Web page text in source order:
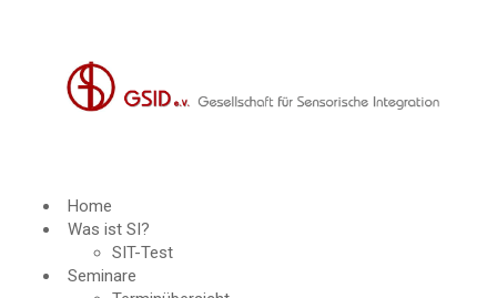
Home
Was ist SI?
SIT-Test
Seminare